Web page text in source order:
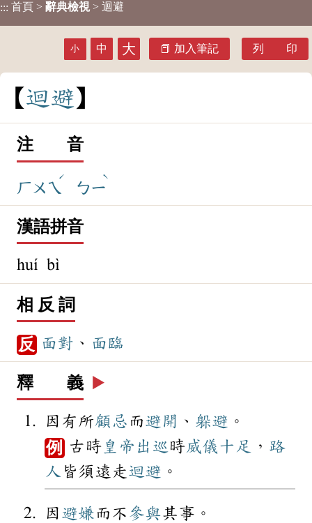
::: 首頁 > 辭典檢視 > 迴避
小 中 大 加入筆記 列 印
迴避
注 音
ㄏㄨㄟ
ˊ
ㄅㄧ
ˋ
漢語拼音
huí bì
相 反 詞
反 面對 、 面臨
釋 義 ▶️
因有所顧忌 而避開 、 躲避 。
例 古時皇帝 出巡 時威儀十足 ， 路
人 皆須遠走迴避 。
因 避嫌 而不 參與其事。